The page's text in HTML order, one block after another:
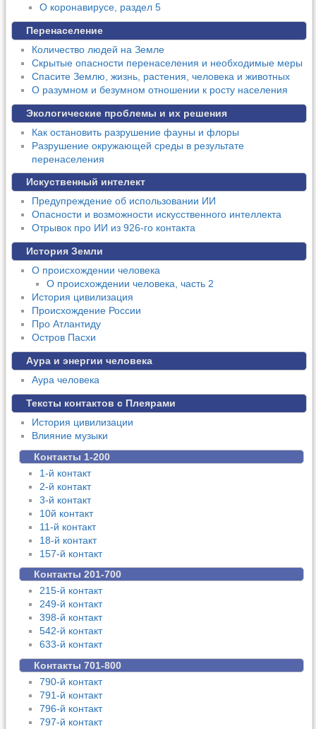
О коронавирусе, раздел 5
Перенаселение
Количество людей на Земле
Скрытые опасности перенаселения и необходимые меры
Спасите Землю, жизнь, растения, человека и животных
О разумном и безумном отношении к росту населения
Экологические проблемы и их решения
Как остановить разрушение фауны и флоры
Разрушение окружающей среды в результате
перенаселения
Искуственный интелект
Предупреждение об использовании ИИ
Опасности и возможности искусственного интеллекта
Отрывок про ИИ из 926-го контакта
История Земли
О происхождении человека
О происхождении человека, часть 2
История цивилизация
Происхождение России
Про Атлантиду
Остров Пасхи
Аура и энергии человека
Аура человека
Тексты контактов с Плеярами
История цивилизации
Влияние музыки
Контакты 1-200
1-й контакт
2-й контакт
3-й контакт
10й контакт
11-й контакт
18-й контакт
157-й контакт
Контакты 201-700
215-й контакт
249-й контакт
398-й контакт
542-й контакт
633-й контакт
Контакты 701-800
790-й контакт
791-й контакт
796-й контакт
797-й контакт